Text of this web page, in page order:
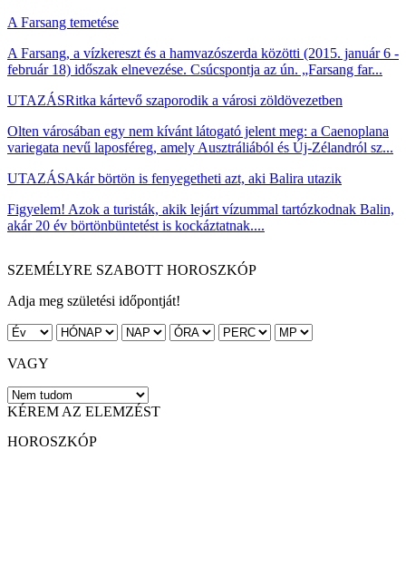
A Farsang temetése
A Farsang, a vízkereszt és a hamvazószerda közötti (2015. január 6 -
február 18) időszak elnevezése. Csúcspontja az ún. „Farsang far...
UTAZÁSRitka kártevő szaporodik a városi zöldövezetben
Olten városában egy nem kívánt látogató jelent meg: a Caenoplana
variegata nevű laposféreg, amely Ausztráliából és Új-Zélandról sz...
UTAZÁSAkár börtön is fenyegetheti azt, aki Balira utazik
Figyelem! Azok a turisták, akik lejárt vízummal tartózkodnak Balin,
akár 20 év börtönbüntetést is kockáztatnak....
SZEMÉLYRE SZABOTT HOROSZKÓP
Adja meg születési időpontját!
VAGY
KÉREM AZ ELEMZÉST
HOROSZKÓP